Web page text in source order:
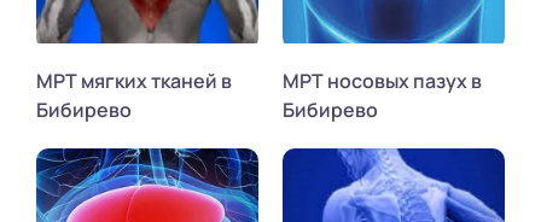
МРТ мягких тканей в
Бибирево
МРТ носовых пазух в
Бибирево